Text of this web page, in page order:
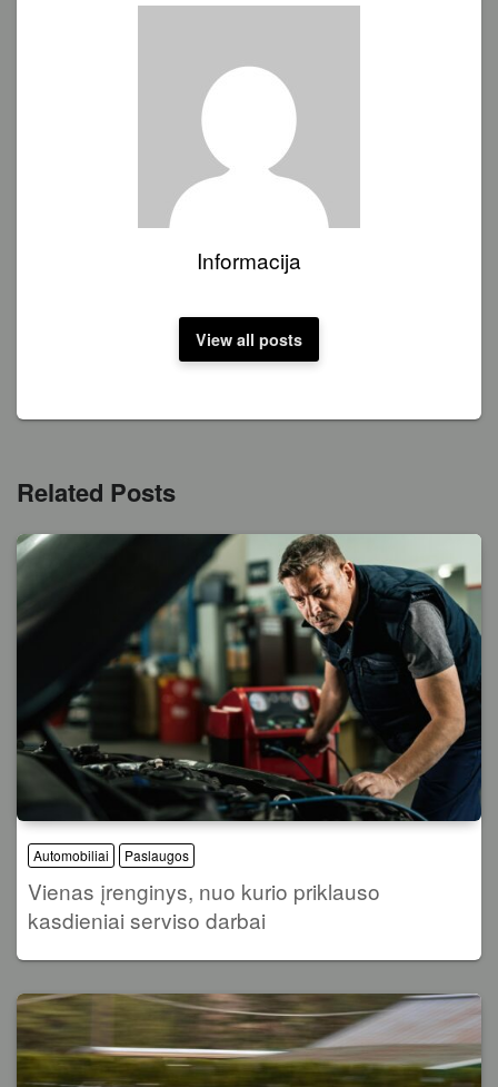
Informacija
View all posts
Related Posts
Automobiliai Paslaugos
Vienas įrenginys, nuo kurio priklauso
kasdieniai serviso darbai